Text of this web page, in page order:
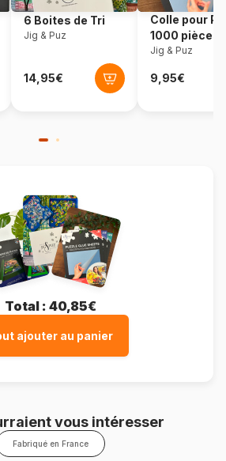
26 x 18 cm
6 Boites de Tri
Jig & Puz
Colle pour
1000 pièces
Jig & Puz
Total : 40,85€
ajouter au panier
vous intéresser
Fabriqué en France